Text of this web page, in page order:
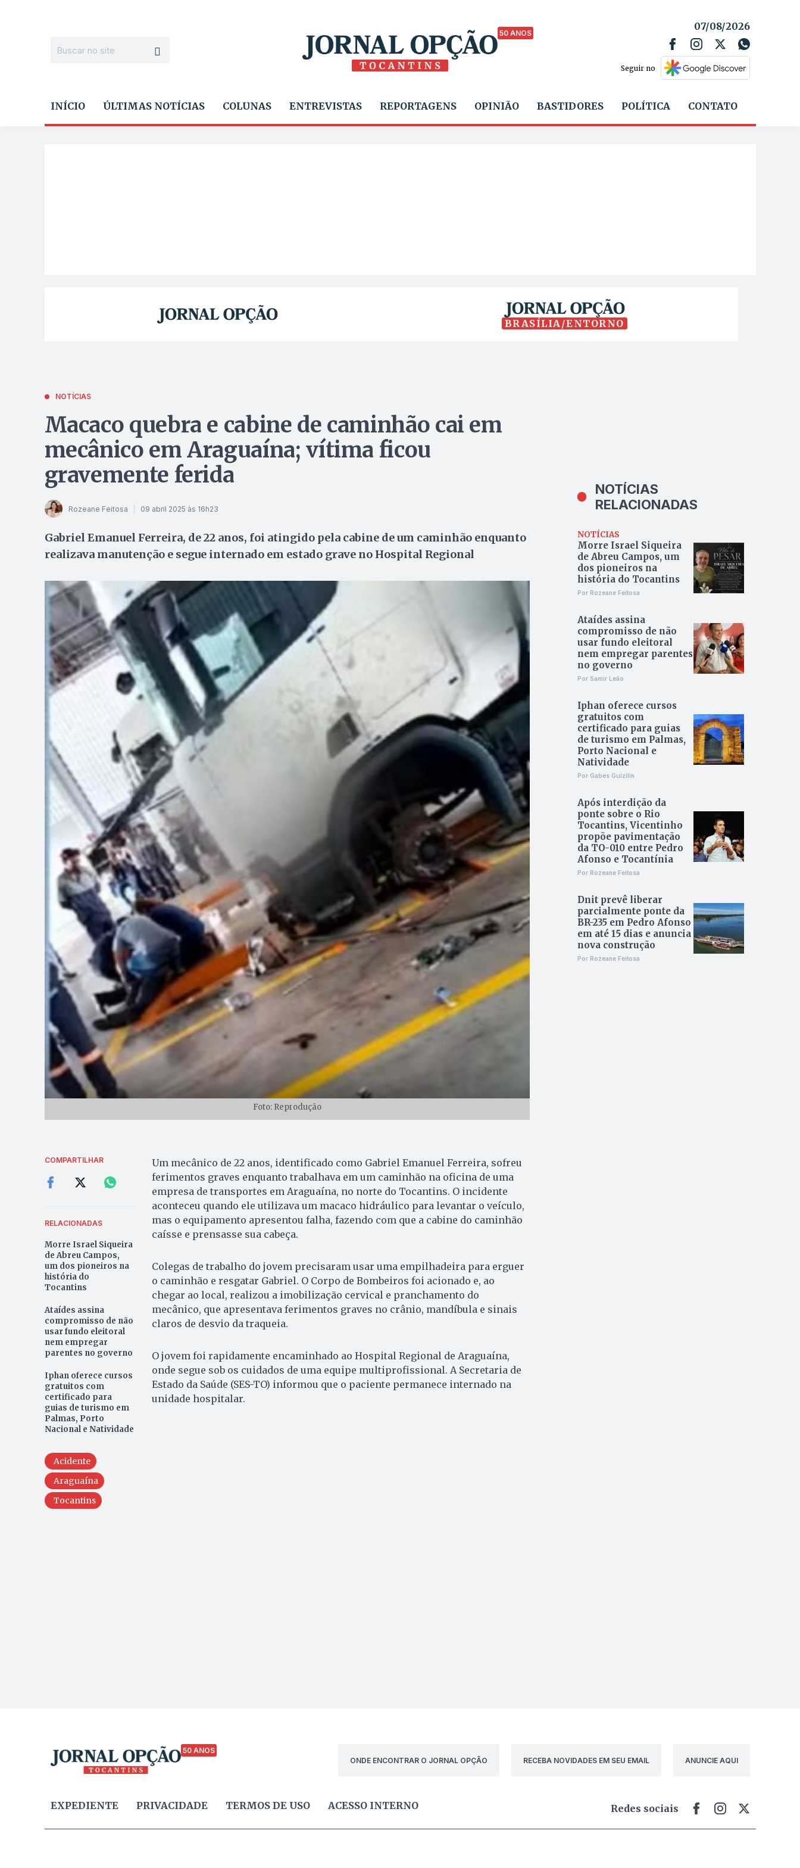
50 ANOS
07/08/2026
Seguir no
INÍCIO ÚLTIMAS NOTÍCIAS COLUNAS ENTREVISTAS REPORTAGENS OPINIÃO BASTIDORES POLÍTICA CONTATO
BRASÍLIA/ENTORNO
NOTÍCIAS
Macaco quebra e cabine de caminhão cai em
mecânico em Araguaína; vítima ficou
gravemente ferida
Rozeane Feitosa 09 abril 2025 às 16h23
Gabriel Emanuel Ferreira, de 22 anos, foi atingido pela cabine de um caminhão enquanto
realizava manutenção e segue internado em estado grave no Hospital Regional
Foto: Reprodução
COMPARTILHAR
RELACIONADAS
Morre Israel Siqueira
de Abreu Campos,
um dos pioneiros na
história do
Tocantins
Ataídes assina
compromisso de não
usar fundo eleitoral
nem empregar
parentes no governo
Iphan oferece cursos
gratuitos com
certificado para
guias de turismo em
Palmas, Porto
Nacional e Natividade
Acidente
Araguaína
Tocantins
Um mecânico de 22 anos, identificado como Gabriel Emanuel Ferreira, sofreu
ferimentos graves enquanto trabalhava em um caminhão na oficina de uma
empresa de transportes em Araguaína, no norte do Tocantins. O incidente
aconteceu quando ele utilizava um macaco hidráulico para levantar o veículo,
mas o equipamento apresentou falha, fazendo com que a cabine do caminhão
caísse e prensasse sua cabeça.
Colegas de trabalho do jovem precisaram usar uma empilhadeira para erguer
o caminhão e resgatar Gabriel. O Corpo de Bombeiros foi acionado e, ao
chegar ao local, realizou a imobilização cervical e pranchamento do
mecânico, que apresentava ferimentos graves no crânio, mandíbula e sinais
claros de desvio da traqueia.
O jovem foi rapidamente encaminhado ao Hospital Regional de Araguaína,
onde segue sob os cuidados de uma equipe multiprofissional. A Secretaria de
Estado da Saúde (SES-TO) informou que o paciente permanece internado na
unidade hospitalar.
NOTÍCIAS
RELACIONADAS
NOTÍCIAS
Morre Israel Siqueira
de Abreu Campos, um
dos pioneiros na
história do Tocantins
Por Rozeane Feitosa
Ataídes assina
compromisso de não
usar fundo eleitoral
nem empregar parentes
no governo
Por Samir Leão
Iphan oferece cursos
gratuitos com
certificado para guias
de turismo em Palmas,
Porto Nacional e
Natividade
Por Gabes Guizilin
Após interdição da
ponte sobre o Rio
Tocantins, Vicentinho
propõe pavimentação
da TO-010 entre Pedro
Afonso e Tocantínia
Por Rozeane Feitosa
Dnit prevê liberar
parcialmente ponte da
BR-235 em Pedro Afonso
em até 15 dias e anuncia
nova construção
Por Rozeane Feitosa
50 ANOS
ONDE ENCONTRAR O JORNAL OPÇÃO
RECEBA NOVIDADES EM SEU EMAIL ANUNCIE AQUI
EXPEDIENTE PRIVACIDADE TERMOS DE USO ACESSO INTERNO Redes sociais